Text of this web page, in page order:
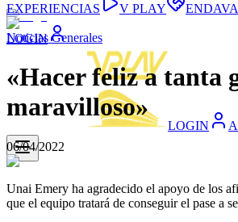
LOGIN
LOGIN
EXPERIENCIAS
V PLAY
Noticias Generales
«Hacer feliz a tanta
maravilloso»
06/04/2022
Unai Emery ha agradecido el apoyo de los
que el equipo tratará de conseguir el pase a